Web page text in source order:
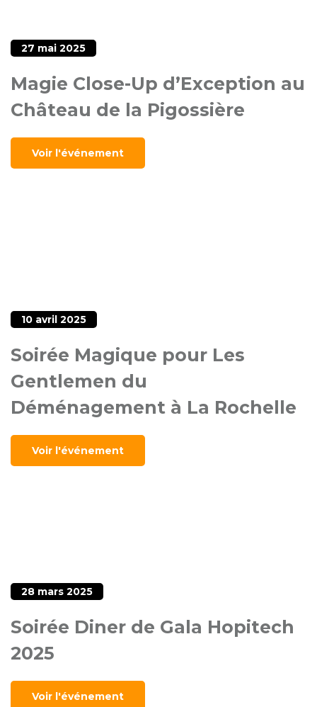
27 mai 2025
Magie Close-Up d’Exception au
Château de la Pigossière
Voir l'événement
10 avril 2025
Soirée Magique pour Les
Gentlemen du
Déménagement à La Rochelle
Voir l'événement
28 mars 2025
Soirée Diner de Gala Hopitech
2025
Voir l'événement